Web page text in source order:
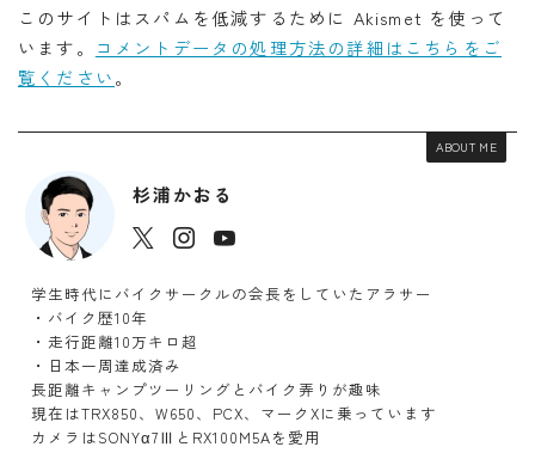
このサイトはスパムを低減するために Akismet を使って
います。
コメントデータの処理方法の詳細はこちらをご
覧ください。
ABOUT ME
杉浦かおる
学生時代にバイクサークルの会長をしていたアラサー
・バイク歴10年
・走行距離10万キロ超
・日本一周達成済み
長距離キャンプツーリングとバイク弄りが趣味
現在はTRX850、W650、PCX、マークXに乗っています
カメラはSONYα7ⅢとRX100M5Aを愛用